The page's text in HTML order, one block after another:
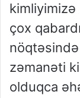
kimliyimizə
çox
zəmanəti
olduqca